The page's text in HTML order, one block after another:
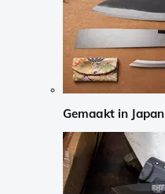
Gemaakt in Japan